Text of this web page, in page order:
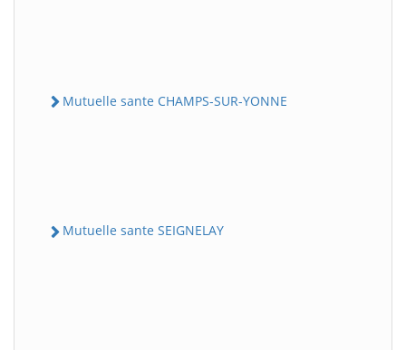
Mutuelle sante CHAMPS-SUR-YONNE
Mutuelle sante SEIGNELAY